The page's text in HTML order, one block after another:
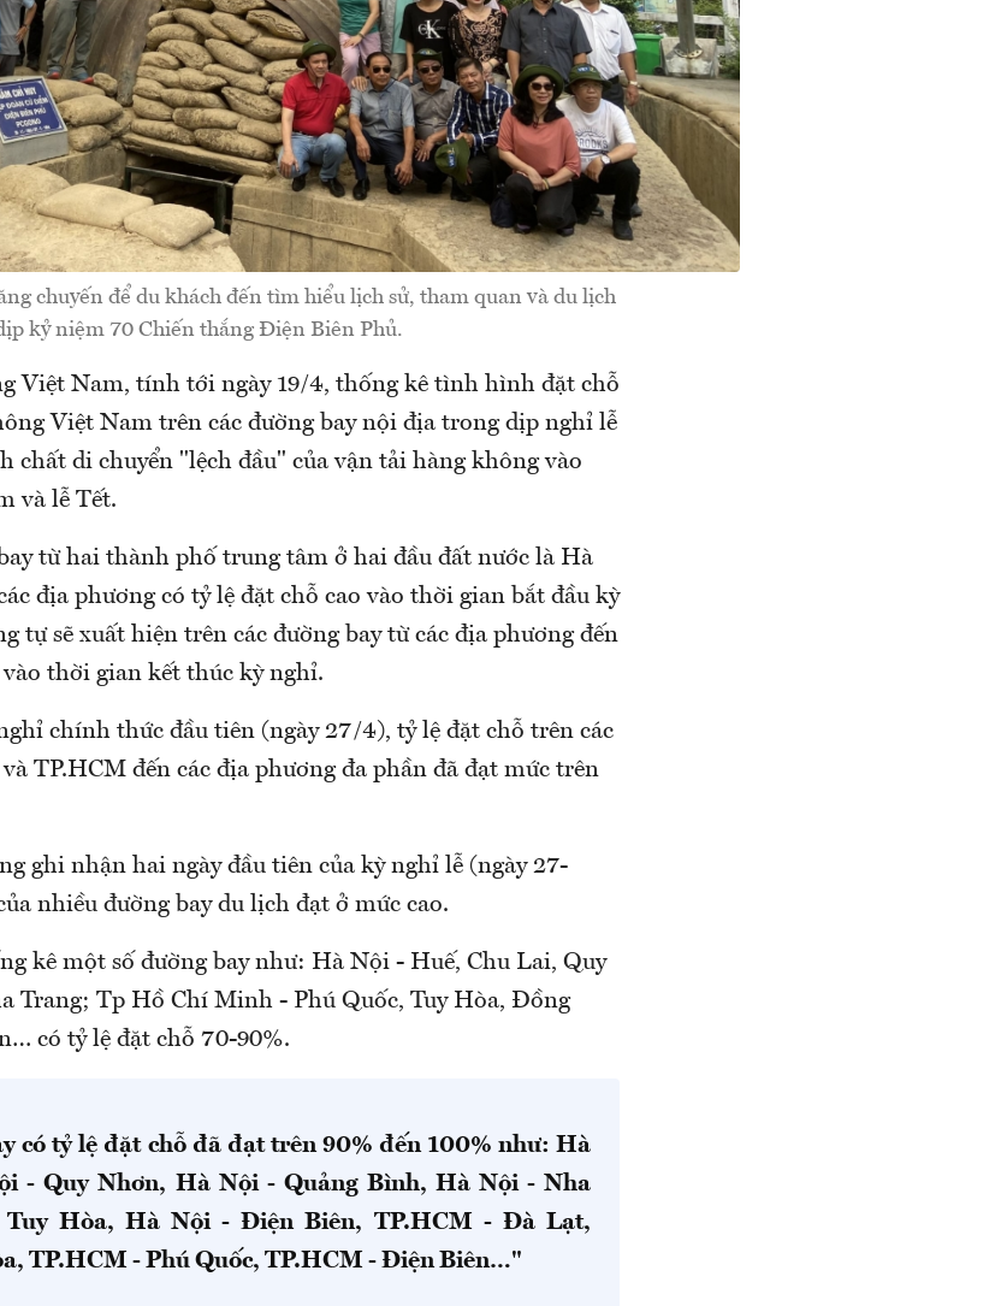
chuyến để du khách đến tìm hiểu lịch sử, tham quan và du lịch
kỷ niệm 70 Chiến thắng Điện Biên Phủ.
Việt Nam, tính tới ngày 19/4, thống kê tình hình đặt chỗ
Việt Nam trên các đường bay nội địa trong dịp nghỉ lễ
chất di chuyển "lệch đầu" của vận tải hàng không vào
và lễ Tết.
từ hai thành phố trung tâm ở hai đầu đất nước là Hà
địa phương có tỷ lệ đặt chỗ cao vào thời gian bắt đầu kỳ
tự sẽ xuất hiện trên các đường bay từ các địa phương đến
thời gian kết thúc kỳ nghỉ.
chính thức đầu tiên (ngày 27/4), tỷ lệ đặt chỗ trên các
TP.HCM đến các địa phương đa phần đã đạt mức trên
ghi nhận hai ngày đầu tiên của kỳ nghỉ lễ (ngày 27-
nhiều đường bay du lịch đạt ở mức cao.
kê một số đường bay như: Hà Nội - Huế, Chu Lai, Quy
Trang; Tp Hồ Chí Minh - Phú Quốc, Tuy Hòa, Đồng
có tỷ lệ đặt chỗ 70-90%.
có tỷ lệ đặt chỗ đã đạt trên 90% đến 100% như: Hà
- Quy Nhơn, Hà Nội - Quảng Bình, Hà Nội - Nha
Hòa, Hà Nội - Điện Biên, TP.HCM - Đà Lạt,
TP.HCM - Phú Quốc, TP.HCM - Điện Biên…"